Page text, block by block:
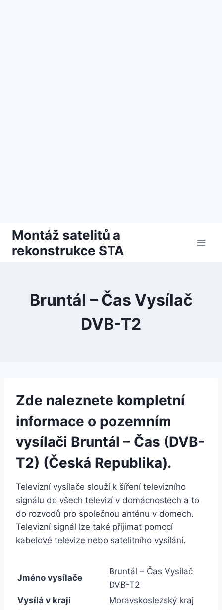
Přeskočit
obsah
Montáž satelitů a
rekonstrukce STA
Bruntál – Čas Vysílač
DVB-T2
Zde naleznete kompletní
informace o pozemním
vysílači Bruntál – Čas (DVB-
T2) (Česká Republika).
Televizní vysílače slouží k šíření televizního
signálu do všech televizí v domácnostech a to
do rozvodů pro společnou anténu v domech.
Televizní signál lze také příjimat pomocí
kabelové televize nebo satelitního vysílání.
Jméno vysílače
Bruntál – Čas Vysílač
DVB-T2
Vysílá v kraji
Moravskoslezský kraj